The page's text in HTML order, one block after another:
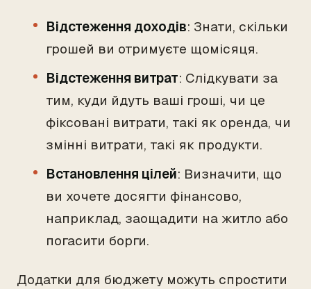
Відстеження доходів: Знати, скільки
грошей ви отримуєте щомісяця.
Відстеження витрат: Слідкувати за
тим, куди йдуть ваші гроші, чи це
фіксовані витрати, такі як оренда, чи
змінні витрати, такі як продукти.
Встановлення цілей: Визначити, що
ви хочете досягти фінансово,
наприклад, заощадити на житло або
погасити борги.
Додатки для бюджету можуть спростити